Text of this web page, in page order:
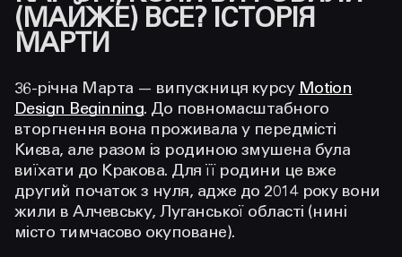
(МАЙЖЕ) ВСЕ? ІСТОРІЯ
МАРТИ
36-річна Марта — випускниця курсу Motion
Design Beginning. До повномасштабного
вторгнення вона проживала у передмісті
Києва, але разом із родиною змушена була
виїхати до Кракова. Для її родини це вже
другий початок з нуля, адже до 2014 року вони
жили в Алчевську, Луганської області (нині
місто тимчасово окуповане).